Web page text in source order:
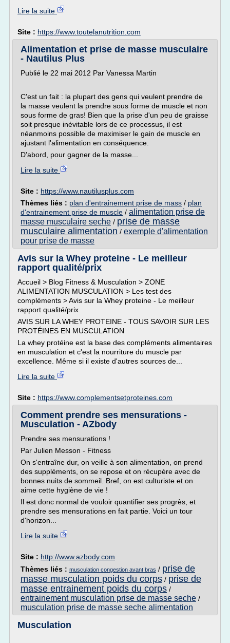
Lire la suite
Site : https://www.toutelanutrition.com
Alimentation et prise de masse musculaire
- Nautilus Plus
Publié le 22 mai 2012 Par Vanessa Martin
C'est un fait : la plupart des gens qui veulent prendre de
la masse veulent la prendre sous forme de muscle et non
sous forme de gras! Bien que la prise d'un peu de graisse
soit presque inévitable lors de ce processus, il est
néanmoins possible de maximiser le gain de muscle en
ajustant l'alimentation en conséquence.
D'abord, pour gagner de la masse...
Lire la suite
Site : https://www.nautilusplus.com
Thèmes liés : plan d'entrainement prise de mass / plan
d'entrainement prise de muscle / alimentation prise de
masse musculaire seche / prise de masse
musculaire alimentation / exemple d'alimentation
pour prise de masse
Avis sur la Whey proteine - Le meilleur
rapport qualité/prix
Accueil > Blog Fitness & Musculation > ZONE
ALIMENTATION MUSCULATION > Les test des
compléments > Avis sur la Whey proteine - Le meilleur
rapport qualité/prix
AVIS SUR LA WHEY PROTEINE - TOUS SAVOIR SUR LES
PROTÉINES EN MUSCULATION
La whey protéine est la base des compléments alimentaires
en musculation et c'est la nourriture du muscle par
excellence. Même si il existe d'autres sources de...
Lire la suite
Site : https://www.complementsetproteines.com
Comment prendre ses mensurations -
Musculation - AZbody
Prendre ses mensurations !
Par Julien Messon - Fitness
On s'entraîne dur, on veille à son alimentation, on prend
des suppléments, on se repose et on récupère avec de
bonnes nuits de sommeil. Bref, on est culturiste et on
aime cette hygiène de vie !
Il est donc normal de vouloir quantifier ses progrès, et
prendre ses mensurations en fait partie. Voici un tour
d'horizon...
Lire la suite
Site : http://www.azbody.com
Thèmes liés : musculation congestion avant bras / prise de
masse musculation poids du corps / prise de
masse entrainement poids du corps /
entrainement musculation prise de masse seche /
musculation prise de masse seche alimentation
Musculation